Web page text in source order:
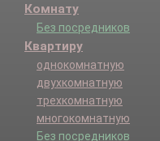
Комнату
Без посредников
Квартиру
однокомнатную
двухкомнатную
трехкомнатную
многокомнатную
Без посредников